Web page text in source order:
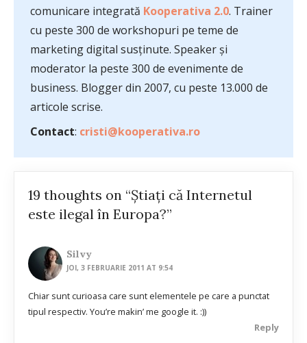
comunicare integrată Kooperativa 2.0. Trainer
cu peste 300 de workshopuri pe teme de
marketing digital susținute. Speaker și
moderator la peste 300 de evenimente de
business. Blogger din 2007, cu peste 13.000 de
articole scrise.
Contact: cristi@kooperativa.ro
19 thoughts on “Știați că Internetul
este ilegal în Europa?”
Silvy
JOI, 3 FEBRUARIE 2011 AT 9:54
Chiar sunt curioasa care sunt elementele pe care a punctat
tipul respectiv. You’re makin’ me google it. :))
Reply